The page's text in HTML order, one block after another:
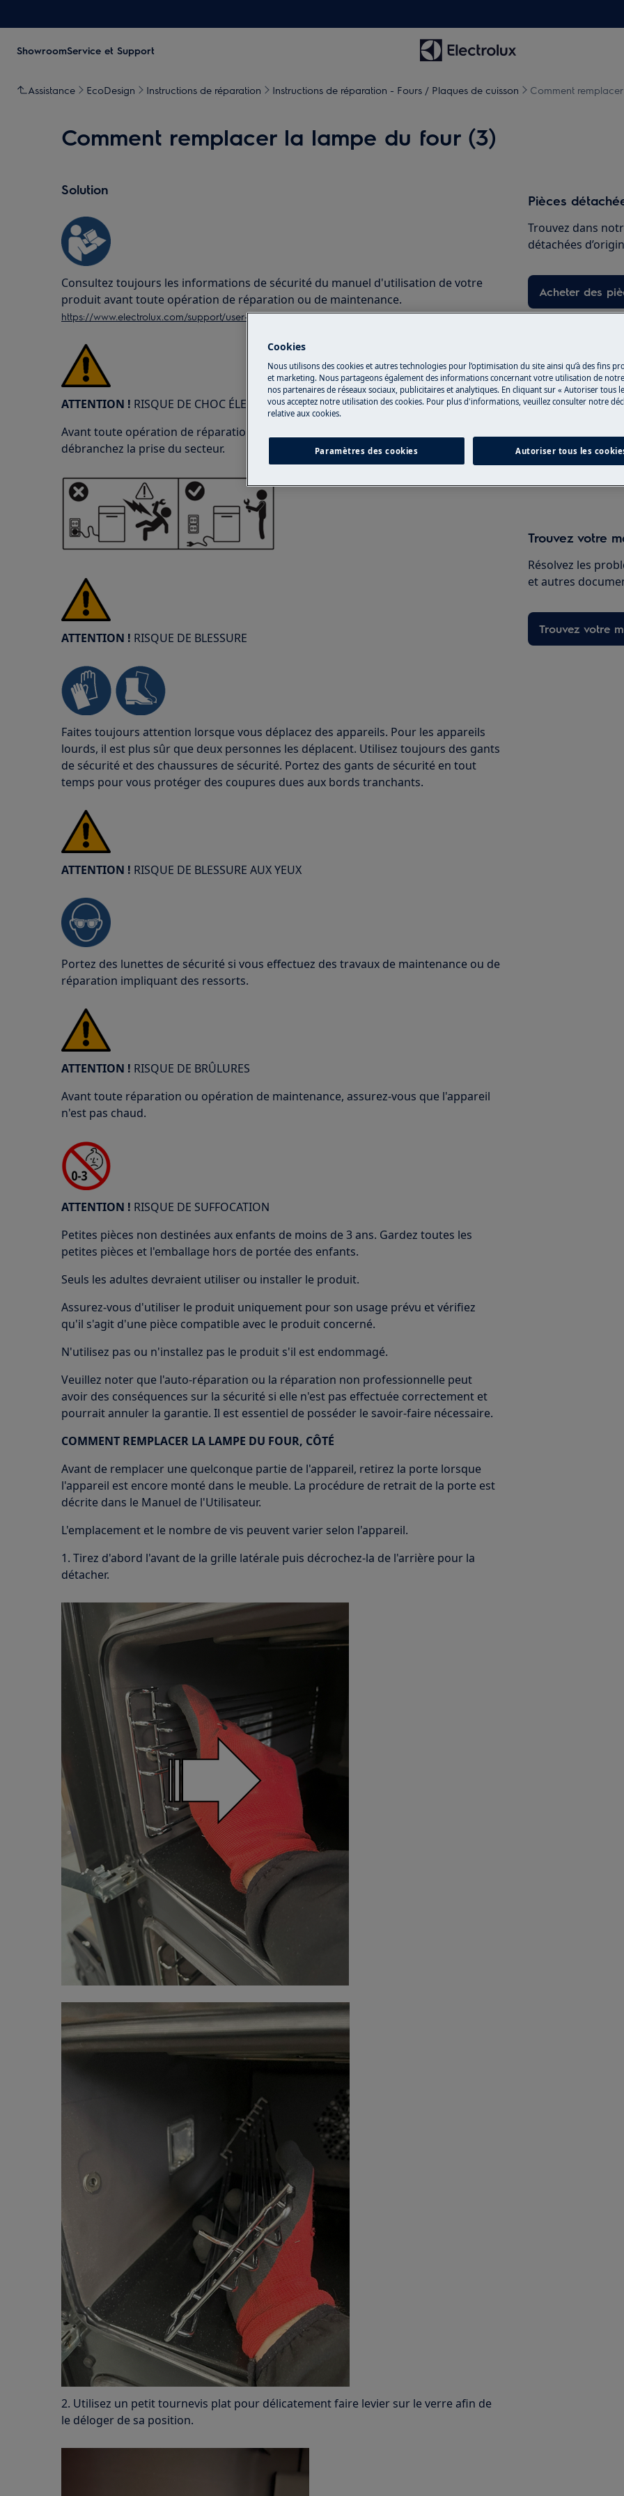
ShowroomService et Support
Assistance EcoDesign Instructions de réparation Instructions de réparation - Fours / Plaques de cuisson Comment
Comment remplacer la lampe du four (3)
Solution
Consultez toujours les informations de sécurité du manuel d'utilisation de votre
produit avant toute opération de réparation ou de maintenance.
https://www.electrolux.com/support/user-manuals/
ATTENTION ! RISQUE DE CHOC ÉLECTRIQUE
Avant toute opération de réparation ou d'entretien, désactivez l'appareil et
débranchez la prise du secteur.
ATTENTION ! RISQUE DE BLESSURE
Faites toujours attention lorsque vous déplacez des appareils. Pour les appareils
lourds, il est plus sûr que deux personnes les déplacent. Utilisez toujours des gants
de sécurité et des chaussures de sécurité. Portez des gants de sécurité en tout
temps pour vous protéger des coupures dues aux bords tranchants.
ATTENTION ! RISQUE DE BLESSURE AUX YEUX
Portez des lunettes de sécurité si vous effectuez des travaux de maintenance ou de
réparation impliquant des ressorts.
ATTENTION ! RISQUE DE BRÛLURES
Avant toute réparation ou opération de maintenance, assurez-vous que l'appareil
n'est pas chaud.
ATTENTION ! RISQUE DE SUFFOCATION
Petites pièces non destinées aux enfants de moins de 3 ans. Gardez toutes les
petites pièces et l'emballage hors de portée des enfants.
Seuls les adultes devraient utiliser ou installer le produit.
Assurez-vous d'utiliser le produit uniquement pour son usage prévu et vérifiez
qu'il s'agit d'une pièce compatible avec le produit concerné.
N'utilisez pas ou n'installez pas le produit s'il est endommagé.
Veuillez noter que l'auto-réparation ou la réparation non professionnelle peut
avoir des conséquences sur la sécurité si elle n'est pas effectuée correctement et
pourrait annuler la garantie. Il est essentiel de posséder le savoir-faire nécessaire.
COMMENT REMPLACER LA LAMPE DU FOUR, CÔTÉ
Avant de remplacer une quelconque partie de l'appareil, retirez la porte lorsque
l'appareil est encore monté dans le meuble. La procédure de retrait de la porte est
décrite dans le Manuel de l'Utilisateur.
L'emplacement et le nombre de vis peuvent varier selon l'appareil.
1. Tirez d'abord l'avant de la grille latérale puis décrochez-la de l'arrière pour la
détacher.
2. Utilisez un petit tournevis plat pour délicatement faire levier sur le verre afin de
le déloger de sa position.
Pièces
Trouvez dans
détachées
Acheter des
Réparation par
Fixez un rendez-
qualifiés
qualités
Réserver une
Trouvez votre
Résolvez les
et autres
Trouvez votre
Cookies
Nous utilisons des cookies et autres technologies pour l’optimisation du site ainsi qu’à des fins
et marketing. Nous partageons également des informations concernant votre utilisation de
nos partenaires de réseaux sociaux, publicitaires et analytiques. En cliquant sur « Autoriser tous
vous acceptez notre utilisation des cookies. Pour plus d'informations, veuillez consulter notre
relative aux cookies.
Paramètres des cookies Autoriser tous les